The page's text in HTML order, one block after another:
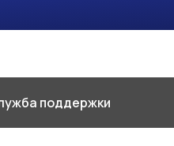
поддержки